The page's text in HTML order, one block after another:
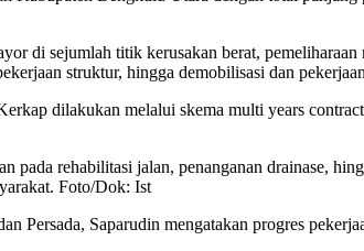
di sejumlah titik kerusakan berat,
struktur, hingga demobilisasi dan
dilakukan melalui skema multi years
pada rehabilitasi jalan, penanganan drainase,
Foto/Dok: Ist
Persada, Saparudin mengatakan progres